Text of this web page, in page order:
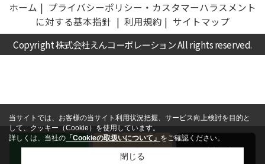
ホーム
プライバシーポリシー・カスタマーハラスメント
に対する基本指針
利用規約 サイトマップ
Copyright 株式会社えんコーポレーション All rights reserved.
電話 お問い合わせ 無料査定
当サイトでは、お客様の当サイト利用状況把握、サービス向上検討を目的と
して、クッキー（Cookie）を使用しています。
詳しくは、当社の 「Cookieの取扱いについて」 をご確認ください。
閉じる